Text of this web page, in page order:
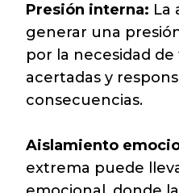
Presión interna: La
generar una
por la necesidad
acertadas y
consecuencias.
Aislamiento
extrema puede